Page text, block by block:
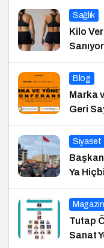
Sağlık
Kilo
Blog
Marka
Geri
Siyaset
Ya
Magazin
Tutap
Sanat